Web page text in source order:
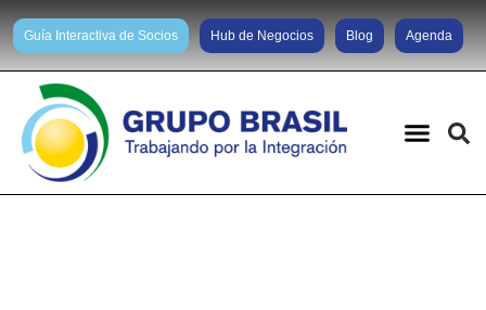
Guía Interactiva de Socios Hub de Negocios Blog Agenda